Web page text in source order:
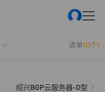
清单(0个)
绍兴BGP云服务器-D型